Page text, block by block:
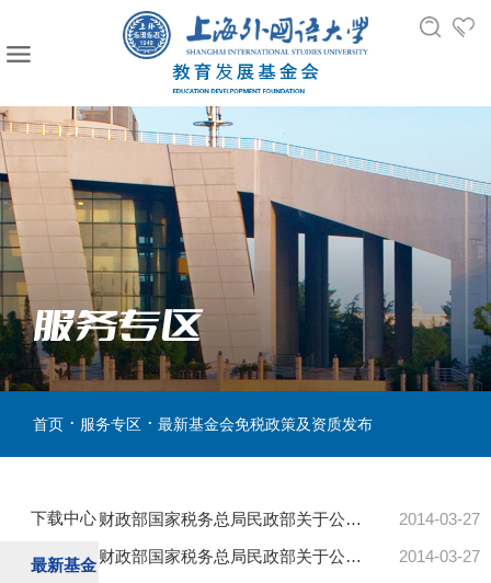
服务专区
首页 . 服务专区 . 最新基金会免税政策及资质发布
下载中心
最新基金
2014-03-27
财政部国家税务总局民政部关于公益性捐赠税前扣除有关问题的通知
2014-03-27
财政部国家税务总局民政部关于公益性捐赠税前扣除有关问题的通知